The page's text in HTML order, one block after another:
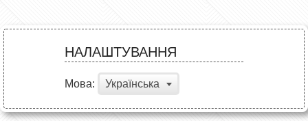
НАЛАШТУВАННЯ
Мова: Українська